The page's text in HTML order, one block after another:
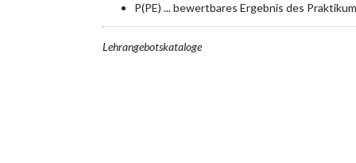
P(PE) ... bewertbares Ergebnis des
Lehrangebotskataloge